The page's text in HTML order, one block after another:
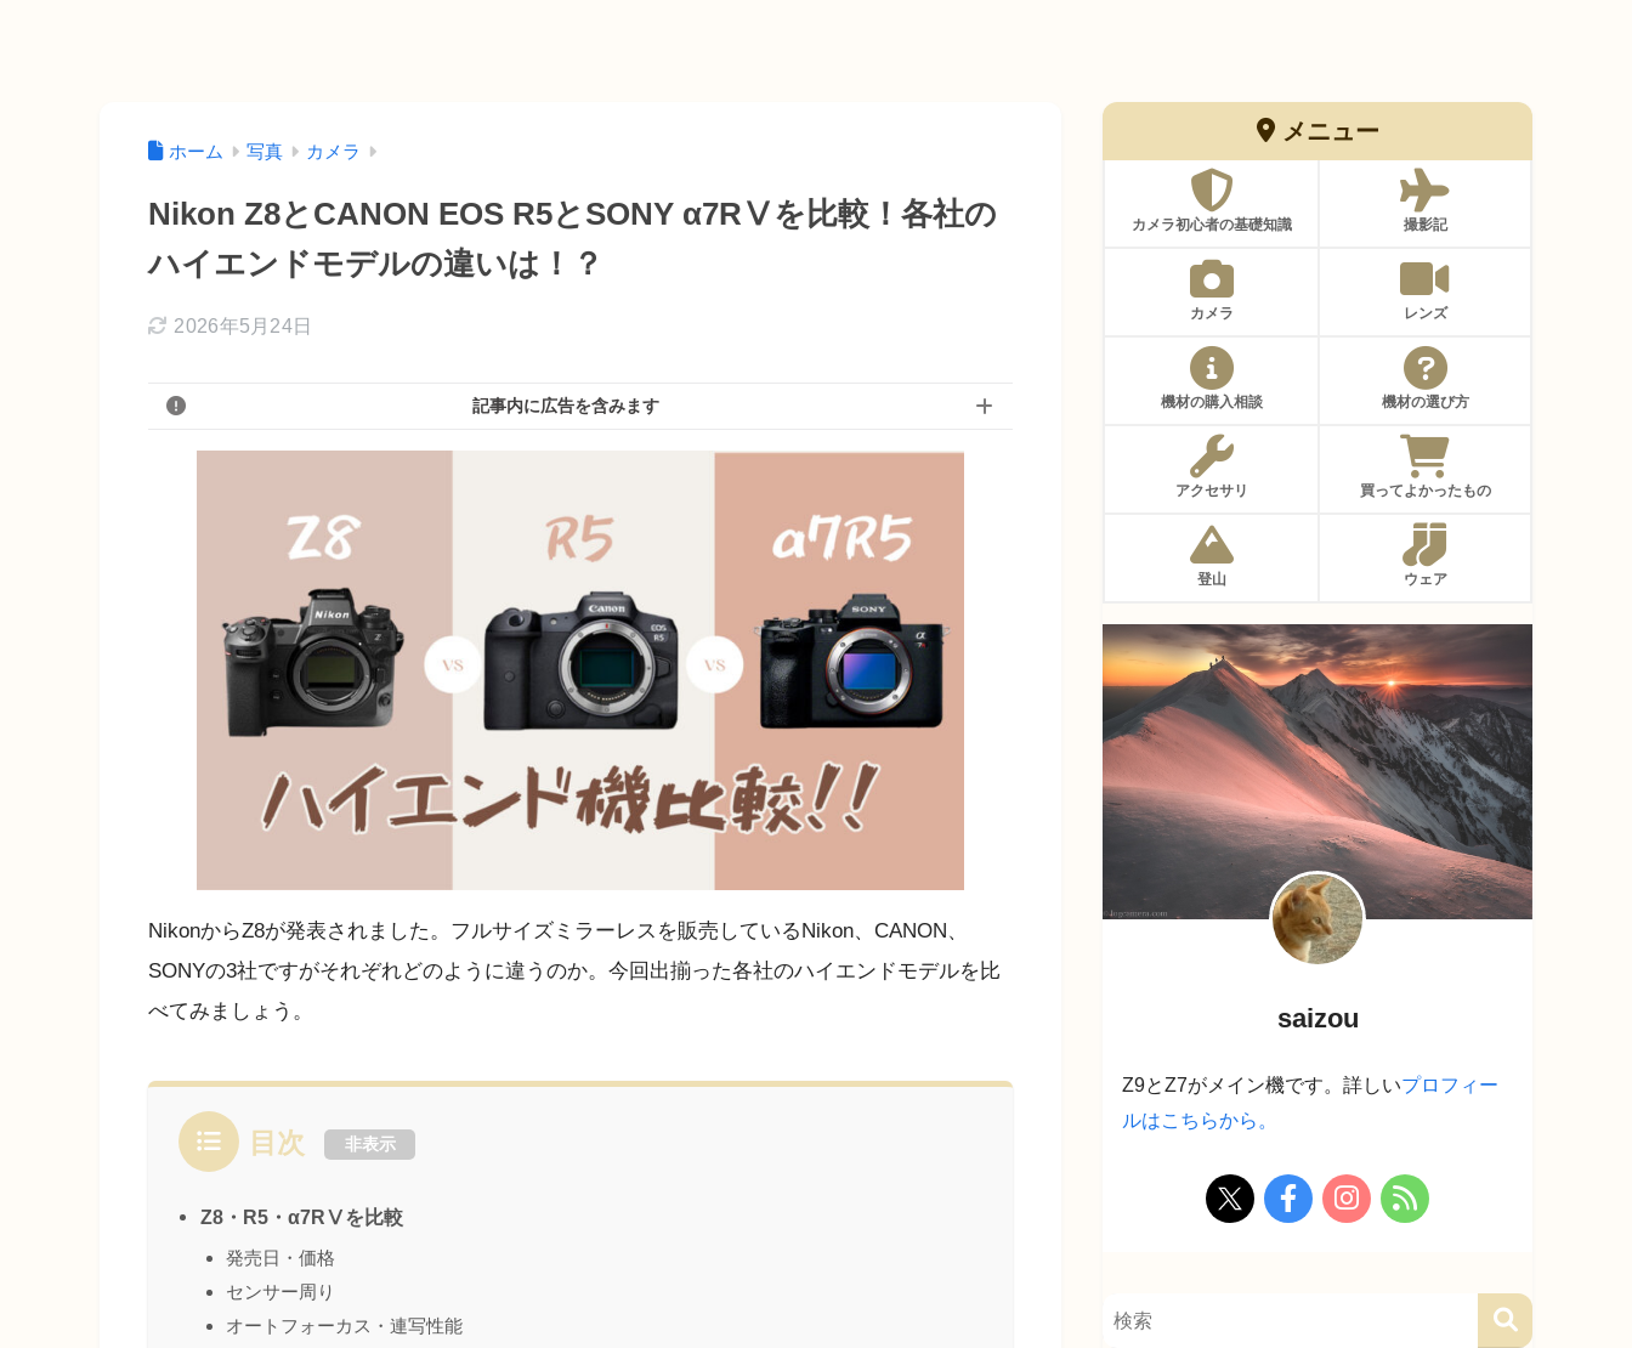
ホーム 写真 カメラ
Nikon Z8とCANON EOS R5とSONY α7RⅤを比較！各社の
ハイエンドモデルの違いは！？
2026年5月24日
記事内に広告を含みます
NikonからZ8が発表されました。フルサイズミラーレスを販売しているNikon、CANON、
SONYの3社ですがそれぞれどのように違うのか。今回出揃った各社のハイエンドモデルを比
べてみましょう。
目次 非表示
Z8・R5・α7RⅤを比較
発売日・価格
センサー周り
オートフォーカス・連写性能
メニュー
カメラ初心者の基礎知識 撮影記
カメラ レンズ
機材の購入相談 機材の選び方
アクセサリ 買ってよかったもの
登山 ウェア
saizou
Z9とZ7がメイン機です。詳しいプロフィー
ルはこちらから。